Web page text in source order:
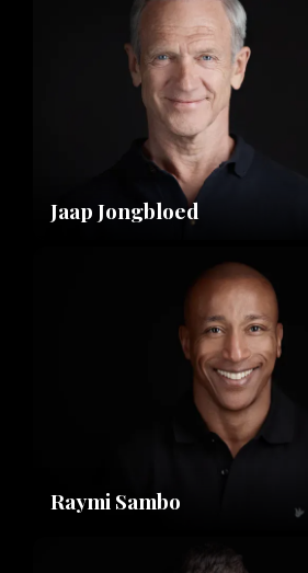
Jaap Jongbloed
Raymi Sambo